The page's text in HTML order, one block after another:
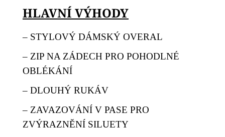
HLAVNÍ VÝHODY
– STYLOVÝ DÁMSKÝ OVERAL
– ZIP NA ZÁDECH PRO POHODLNÉ
OBLÉKÁNÍ
– DLOUHÝ RUKÁV
– ZAVAZOVÁNÍ V PASE PRO
ZVÝRAZNĚNÍ SILUETY